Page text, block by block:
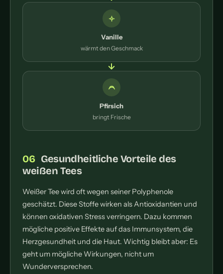
Vanille
wärmt den Geschmack
Pfirsich
bringt Frische
Gesundheitliche Vorteile des
weißen Tees
Weißer Tee wird oft wegen seiner Polyphenole
geschätzt. Diese Stoffe wirken als Antioxidantien und
können oxidativen Stress verringern. Dazu kommen
mögliche positive Effekte auf das Immunsystem, die
Herzgesundheit und die Haut. Wichtig bleibt aber: Es
geht um mögliche Wirkungen, nicht um
Wunderversprechen.